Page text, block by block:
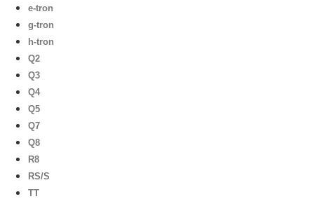
e-tron
g-tron
h-tron
Q2
Q3
Q4
Q5
Q7
Q8
R8
RS/S
TT